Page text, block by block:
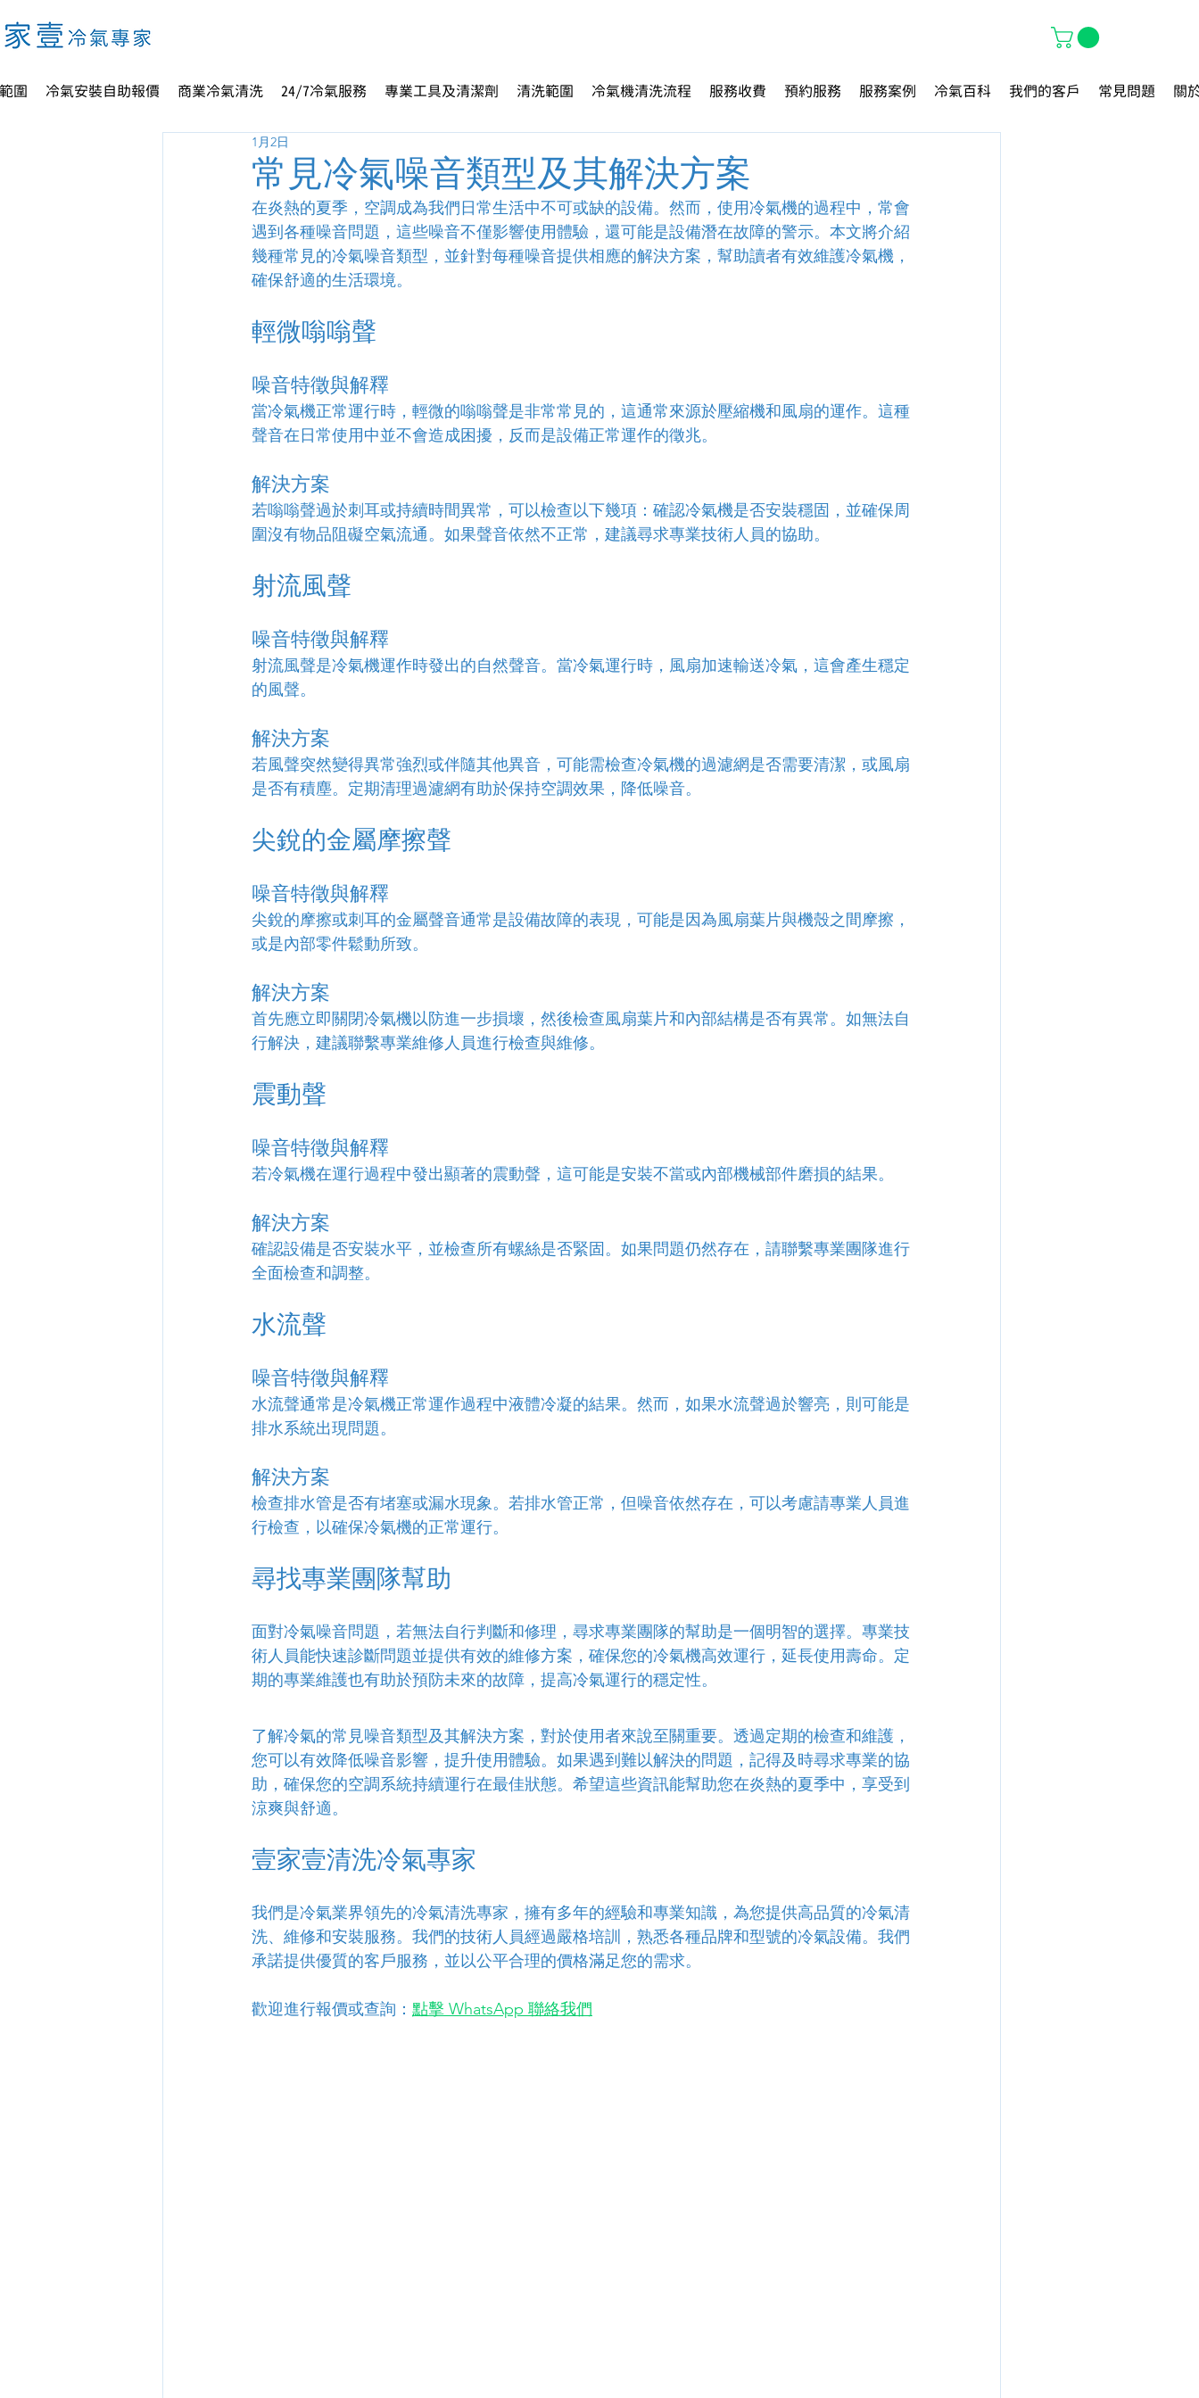
圍 冷氣安裝自助報價 商業冷氣清洗 24/7冷氣服務 專業工具及清潔劑 清洗範圍 冷氣機清洗流程 服務收費 預約服務 服務案例 冷氣百科 我們的客戶 常見問題 關
常見冷氣噪音類型及其解決方案
1月2日
在炎熱的夏季，空調成為我們日常生活中不可或缺的設備。然而，使用冷氣機的過程中，常會
遇到各種噪音問題，這些噪音不僅影響使用體驗，還可能是設備潛在故障的警示。本文將介紹
幾種常見的冷氣噪音類型，並針對每種噪音提供相應的解決方案，幫助讀者有效維護冷氣機，
確保舒適的生活環境。
輕微嗡嗡聲
噪音特徵與解釋
當冷氣機正常運行時，輕微的嗡嗡聲是非常常見的，這通常來源於壓縮機和風扇的運作。這種
聲音在日常使用中並不會造成困擾，反而是設備正常運作的徵兆。
解決方案
若嗡嗡聲過於刺耳或持續時間異常，可以檢查以下幾項：確認冷氣機是否安裝穩固，並確保周
圍沒有物品阻礙空氣流通。如果聲音依然不正常，建議尋求專業技術人員的協助。
射流風聲
噪音特徵與解釋
射流風聲是冷氣機運作時發出的自然聲音。當冷氣運行時，風扇加速輸送冷氣，這會產生穩定
的風聲。
解決方案
若風聲突然變得異常強烈或伴隨其他異音，可能需檢查冷氣機的過濾網是否需要清潔，或風扇
是否有積塵。定期清理過濾網有助於保持空調效果，降低噪音。
尖銳的金屬摩擦聲
噪音特徵與解釋
尖銳的摩擦或刺耳的金屬聲音通常是設備故障的表現，可能是因為風扇葉片與機殼之間摩擦，
或是內部零件鬆動所致。
解決方案
首先應立即關閉冷氣機以防進一步損壞，然後檢查風扇葉片和內部結構是否有異常。如無法自
行解決，建議聯繫專業維修人員進行檢查與維修。
震動聲
噪音特徵與解釋
若冷氣機在運行過程中發出顯著的震動聲，這可能是安裝不當或內部機械部件磨損的結果。
解決方案
確認設備是否安裝水平，並檢查所有螺絲是否緊固。如果問題仍然存在，請聯繫專業團隊進行
全面檢查和調整。
水流聲
噪音特徵與解釋
水流聲通常是冷氣機正常運作過程中液體冷凝的結果。然而，如果水流聲過於響亮，則可能是
排水系統出現問題。
解決方案
檢查排水管是否有堵塞或漏水現象。若排水管正常，但噪音依然存在，可以考慮請專業人員進
行檢查，以確保冷氣機的正常運行。
尋找專業團隊幫助
面對冷氣噪音問題，若無法自行判斷和修理，尋求專業團隊的幫助是一個明智的選擇。專業技
術人員能快速診斷問題並提供有效的維修方案，確保您的冷氣機高效運行，延長使用壽命。定
期的專業維護也有助於預防未來的故障，提高冷氣運行的穩定性。
了解冷氣的常見噪音類型及其解決方案，對於使用者來說至關重要。透過定期的檢查和維護，
您可以有效降低噪音影響，提升使用體驗。如果遇到難以解決的問題，記得及時尋求專業的協
助，確保您的空調系統持續運行在最佳狀態。希望這些資訊能幫助您在炎熱的夏季中，享受到
涼爽與舒適。
壹家壹清洗冷氣專家
我們是冷氣業界領先的冷氣清洗專家，擁有多年的經驗和專業知識，為您提供高品質的冷氣清
洗、維修和安裝服務。我們的技術人員經過嚴格培訓，熟悉各種品牌和型號的冷氣設備。我們
承諾提供優質的客戶服務，並以公平合理的價格滿足您的需求。
歡迎進行報價或查詢： 點擊 WhatsApp 聯絡我們